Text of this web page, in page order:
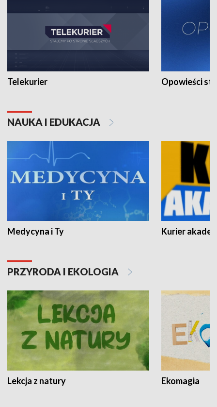
Telekurier Opowieści
NAUKA I EDUKACJA
Medycyna i Ty Kurier
PRZYRODA I EKOLOGIA
Lekcja z natury Ekomagia